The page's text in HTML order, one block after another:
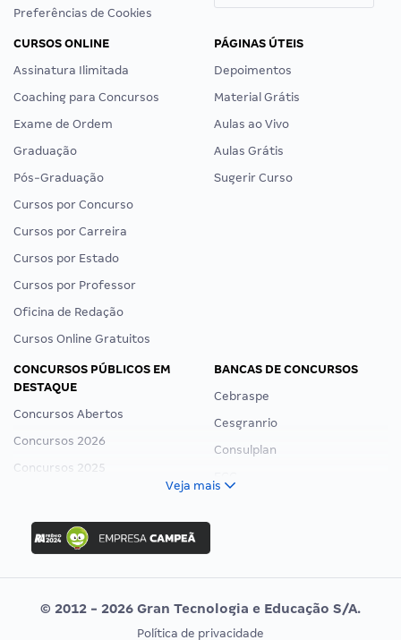
Preferências de Cookies
CURSOS ONLINE
Assinatura Ilimitada
Coaching para Concursos
Exame de Ordem
Graduação
Pós-Graduação
Cursos por Concurso
Cursos por Carreira
Cursos por Estado
Cursos por Professor
Oficina de Redação
Cursos Online Gratuitos
PÁGINAS ÚTEIS
Depoimentos
Material Grátis
Aulas ao Vivo
Aulas Grátis
Sugerir Curso
CONCURSOS PÚBLICOS EM
DESTAQUE
Concursos Abertos
Concursos 2026
Concursos 2025
Concurso Ibama
Concurso MPU
Editais publicados
BANCAS DE CONCURSOS
Cebraspe
Cesgranrio
Consulplan
Vunesp
Veja mais
© 2012 - 2026 Gran Tecnologia e Educação S/A.
Política de privacidade